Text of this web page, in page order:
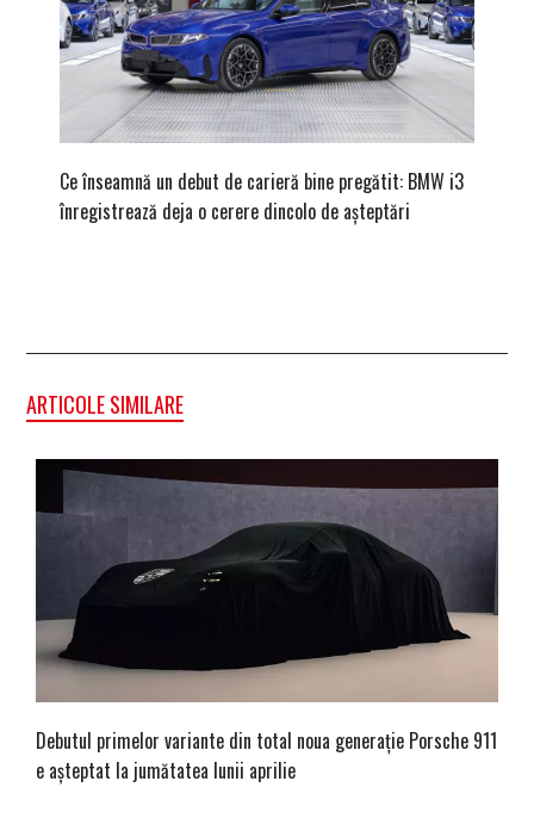
Ce înseamnă un debut de carieră bine pregătit: BMW i3
înregistrează deja o cerere dincolo de așteptări
ARTICOLE SIMILARE
Debutul primelor variante din total noua generație Porsche 911
e așteptat la jumătatea lunii aprilie